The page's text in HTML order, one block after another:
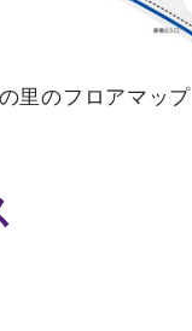
里のフロアマップ